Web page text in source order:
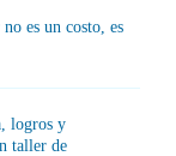
es un costo, es
logros y
taller de